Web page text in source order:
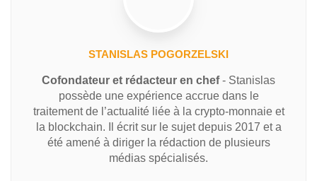
STANISLAS POGORZELSKI
Cofondateur et rédacteur en chef- Stanislas
possède une expérience accrue dans le
traitement de l’actualité liée à la crypto-monnaie et
la blockchain. Il écrit sur le sujet depuis 2017 et a
été amené à diriger la rédaction de plusieurs
médias spécialisés.